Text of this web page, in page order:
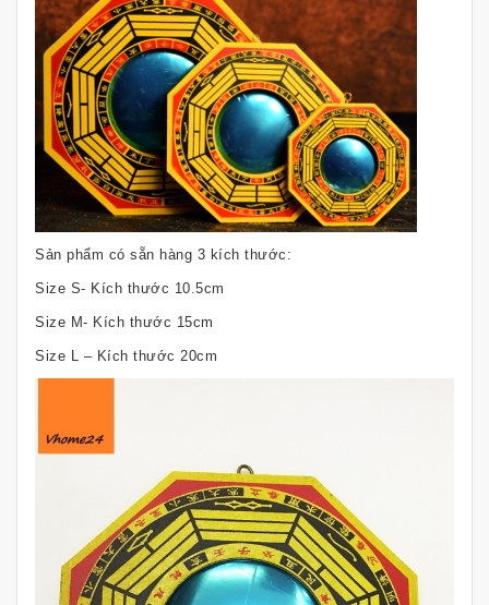
Sản phẩm có sẵn hàng 3 kích thước:
Size S- Kích thước 10.5cm
Size M- Kích thước 15cm
Size L – Kích thước 20cm